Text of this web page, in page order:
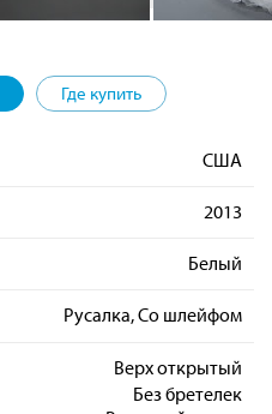
Где купить
США
2013
Белый
Русалка, Со шлейфом
Верх открытый
Без бретелек